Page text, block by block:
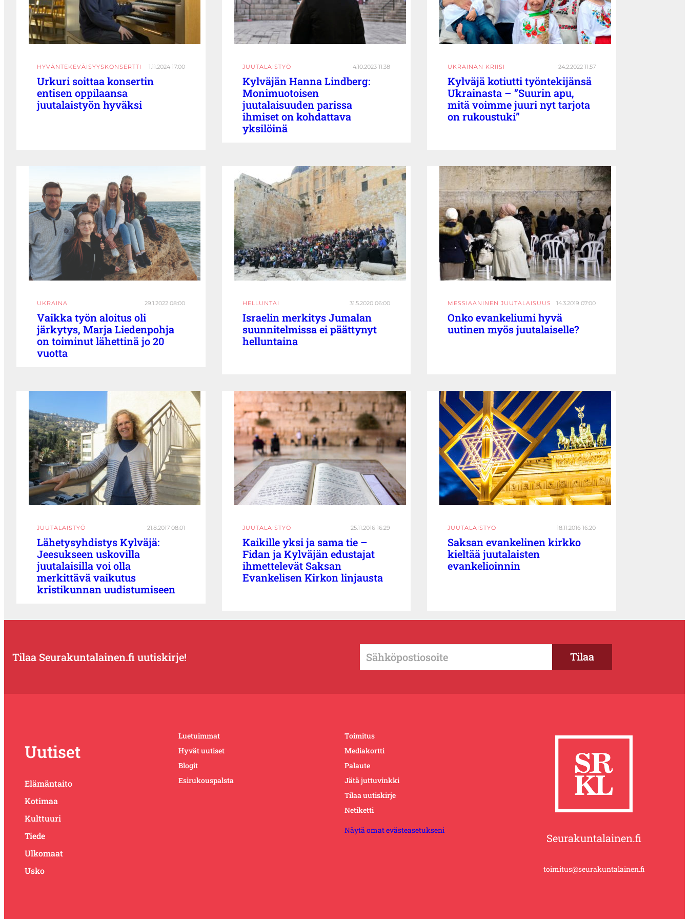
HYVÄNTEKEVÄISYYSKONSERTTI 1.11.2024 17:00
Urkuri soittaa konsertin
entisen oppilaansa
juutalaistyön hyväksi
JUUTALAISTYÖ 4.10.2023 11:38
Kylväjän Hanna Lindberg:
Monimuotoisen
juutalaisuuden parissa
ihmiset on kohdattava
yksilöinä
UKRAINAN KRIISI 24.2.2022 11:57
Kylväjä kotiutti työntekijänsä
Ukrainasta – ”Suurin apu,
mitä voimme juuri nyt tarjota
on rukoustuki”
UKRAINA 29.1.2022 08:00
Vaikka työn aloitus oli
järkytys, Marja Liedenpohja
on toiminut lähettinä jo 20
vuotta
HELLUNTAI 31.5.2020 06:00
Israelin merkitys Jumalan
suunnitelmissa ei päättynyt
helluntaina
MESSIAANINEN JUUTALAISUUS 14.3.2019 07:00
Onko evankeliumi hyvä
uutinen myös juutalaiselle?
JUUTALAISTYÖ 21.8.2017 08:01
Lähetysyhdistys Kylväjä:
Jeesukseen uskovilla
juutalaisilla voi olla
merkittävä vaikutus
kristikunnan uudistumiseen
JUUTALAISTYÖ 25.11.2016 16:29
Kaikille yksi ja sama tie –
Fidan ja Kylväjän edustajat
ihmettelevät Saksan
Evankelisen Kirkon linjausta
JUUTALAISTYÖ 18.11.2016 16:20
Saksan evankelinen kirkko
kieltää juutalaisten
evankelioinnin
Tilaa Seurakuntalainen.fi uutiskirje!
Uutiset
Elämäntaito
Kotimaa
Kulttuuri
Tiede
Ulkomaat
Usko
Luetuimmat
Hyvät uutiset
Blogit
Esirukouspalsta
Toimitus
Mediakortti
Palaute
Jätä juttuvinkki
Tilaa uutiskirje
Netiketti
Näytä omat evästeasetukseni
Seurakuntalainen.fi
toimitus@seurakuntalainen.fi